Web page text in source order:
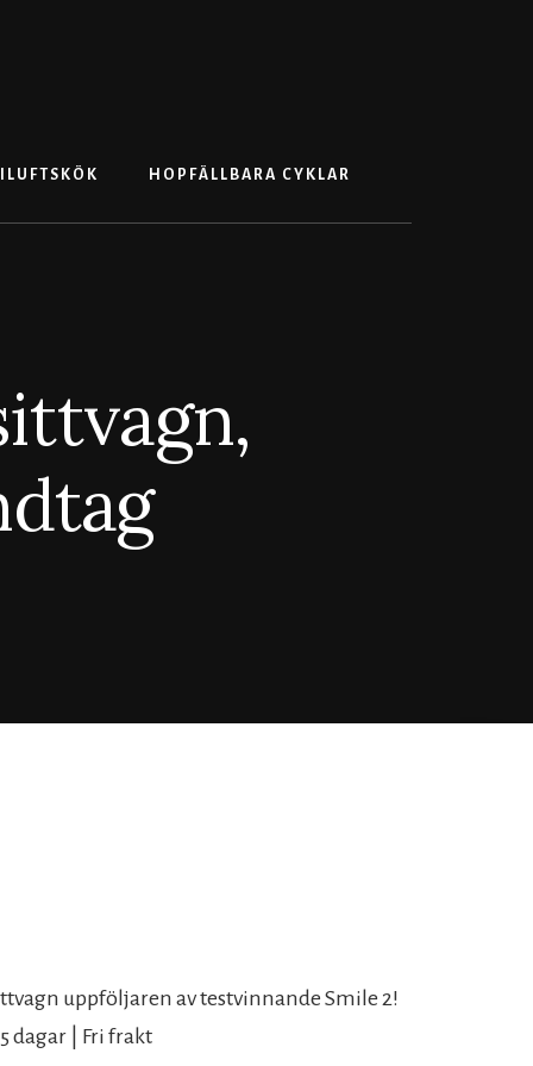
HOPFÄLLBARA CYKLAR
uppföljaren av testvinnande Smile 2!
dagar | Fri frakt